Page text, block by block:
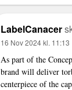
LabelCanacer
16 Nov 2024 kl. 11:13
As part of the
brand will deliver
centerpiece of the